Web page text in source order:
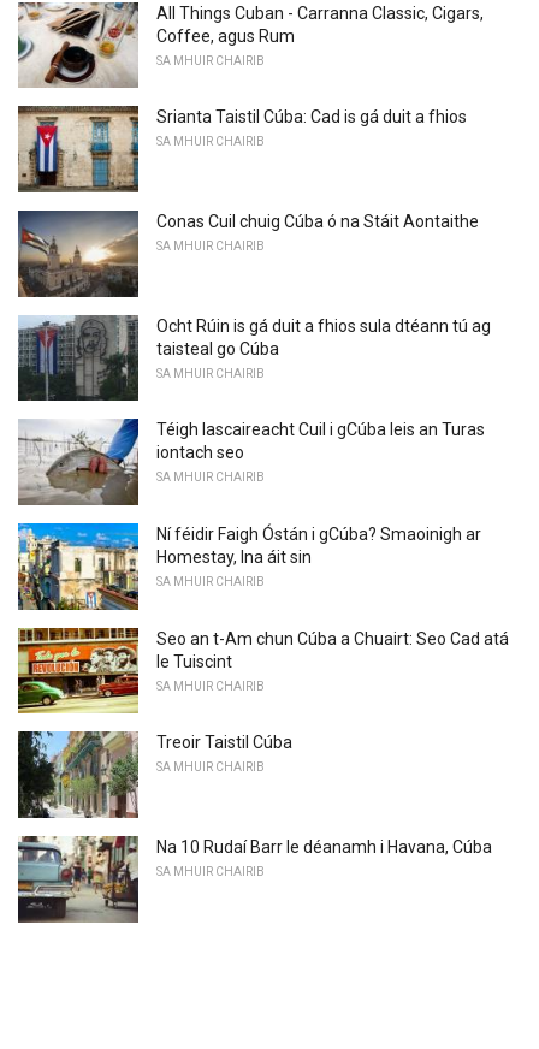
All Things Cuban - Carranna Classic, Cigars,
Coffee, agus Rum
SA MHUIR CHAIRIB
Srianta Taistil Cúba: Cad is gá duit a fhios
SA MHUIR CHAIRIB
Conas Cuil chuig Cúba ó na Stáit Aontaithe
SA MHUIR CHAIRIB
Ocht Rúin is gá duit a fhios sula dtéann tú ag
taisteal go Cúba
SA MHUIR CHAIRIB
Téigh Iascaireacht Cuil i gCúba leis an Turas
iontach seo
SA MHUIR CHAIRIB
Ní féidir Faigh Óstán i gCúba? Smaoinigh ar
Homestay, Ina áit sin
SA MHUIR CHAIRIB
Seo an t-Am chun Cúba a Chuairt: Seo Cad atá
le Tuiscint
SA MHUIR CHAIRIB
Treoir Taistil Cúba
SA MHUIR CHAIRIB
Na 10 Rudaí Barr le déanamh i Havana, Cúba
SA MHUIR CHAIRIB